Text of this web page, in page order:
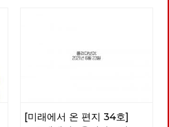
상승해 지금과 같은 대륙 모양이
에서 태어난 현생 인류가 전세계
에 지금 같은 문명을 형성하며
미국의 허리케인과도 같은 의외
의 변화를 일으키기도 했다. 아
어났으며, 완전하다고 할 수는
[미래에서 온 편지 34호]